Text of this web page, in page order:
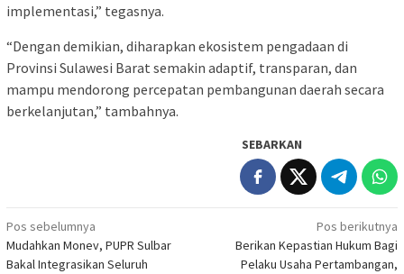
implementasi,” tegasnya.
“Dengan demikian, diharapkan ekosistem pengadaan di
Provinsi Sulawesi Barat semakin adaptif, transparan, dan
mampu mendorong percepatan pembangunan daerah secara
berkelanjutan,” tambahnya.
SEBARKAN
Navigasi
pos
Pos sebelumnya
Mudahkan Monev, PUPR Sulbar
Bakal Integrasikan Seluruh
Pos berikutnya
Berikan Kepastian Hukum Bagi
Pelaku Usaha Pertambangan,